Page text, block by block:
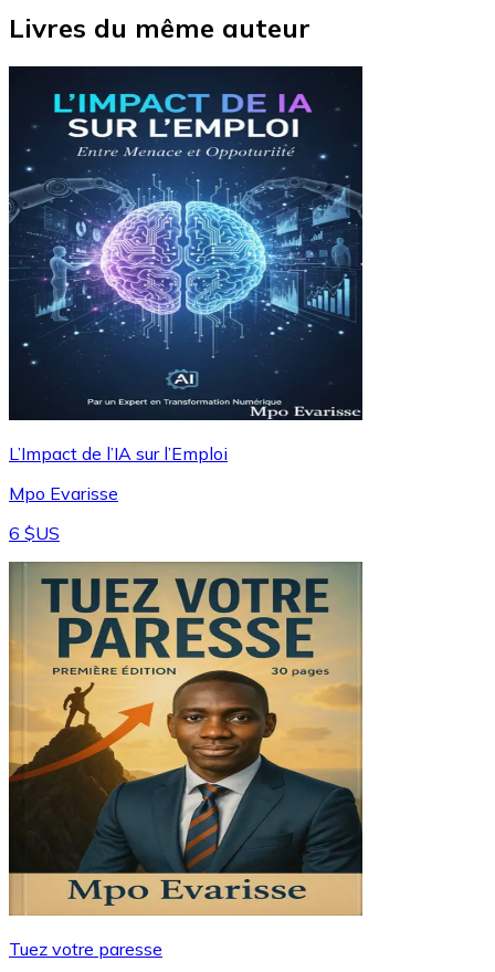
Livres du même auteur
L’Impact de l’IA sur l’Emploi
Mpo Evarisse
6 $US
Tuez votre paresse